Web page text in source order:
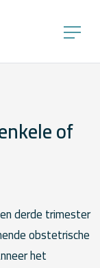
of
derde trimester
obstetrische
het